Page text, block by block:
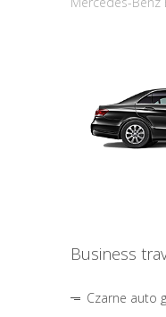
Business
Czarne auto